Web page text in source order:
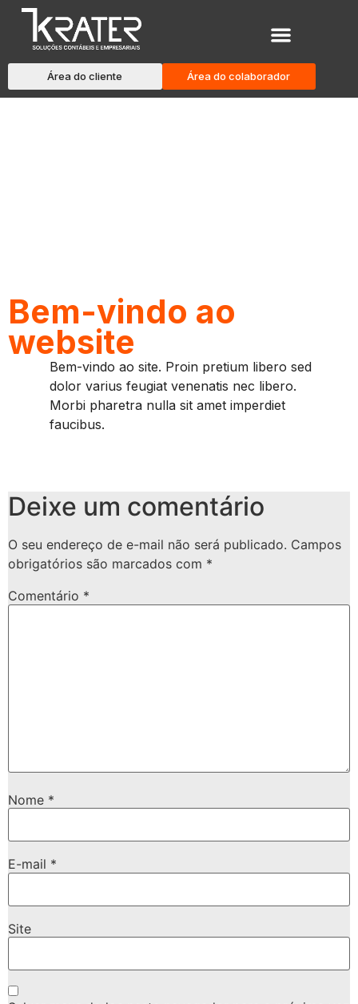
Área do cliente Área do colaborador
Bem-vindo ao
website
Bem-vindo ao site. Proin pretium libero sed
dolor varius feugiat venenatis nec libero.
Morbi pharetra nulla sit amet imperdiet
faucibus.
Deixe um comentário
O seu endereço de e-mail não será publicado. Campos
obrigatórios são marcados com *
Comentário *
Nome *
E-mail *
Site